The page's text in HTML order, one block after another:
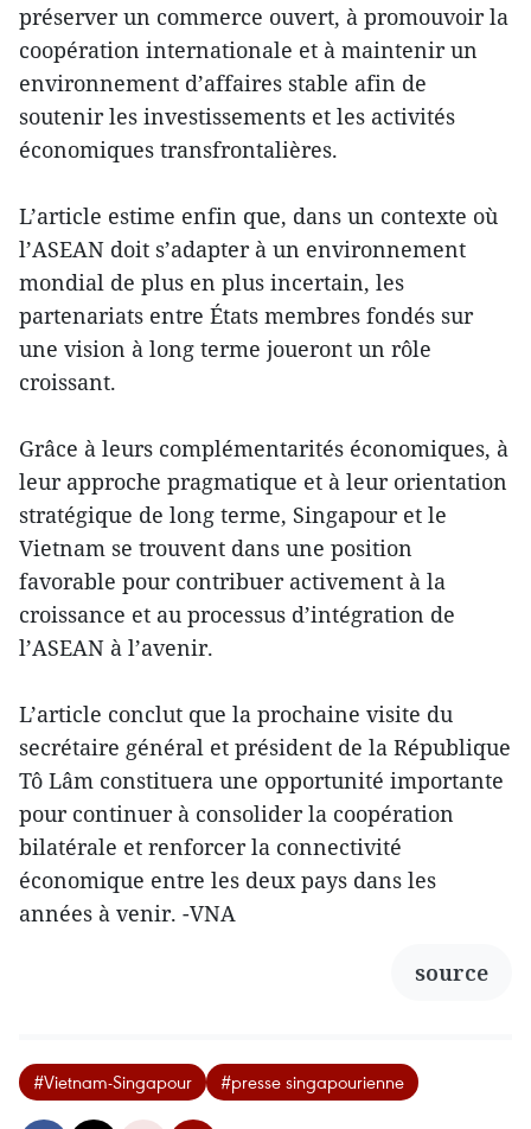
préserver un commerce ouvert, à promouvoir la
coopération internationale et à maintenir un
environnement d’affaires stable afin de
soutenir les investissements et les activités
économiques transfrontalières.
L’article estime enfin que, dans un contexte où
l’ASEAN doit s’adapter à un environnement
mondial de plus en plus incertain, les
partenariats entre États membres fondés sur
une vision à long terme joueront un rôle
croissant.
Grâce à leurs complémentarités économiques, à
leur approche pragmatique et à leur orientation
stratégique de long terme, Singapour et le
Vietnam se trouvent dans une position
favorable pour contribuer activement à la
croissance et au processus d’intégration de
l’ASEAN à l’avenir.
L’article conclut que la prochaine visite du
secrétaire général et président de la République
Tô Lâm constituera une opportunité importante
pour continuer à consolider la coopération
bilatérale et renforcer la connectivité
économique entre les deux pays dans les
années à venir. -VNA
source
#Vietnam-Singapour #presse singapourienne